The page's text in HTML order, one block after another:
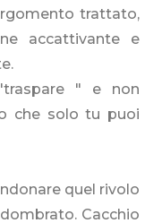
trattato,
accattivante e
" e non
che solo tu puoi
quel rivolo
Cacchio